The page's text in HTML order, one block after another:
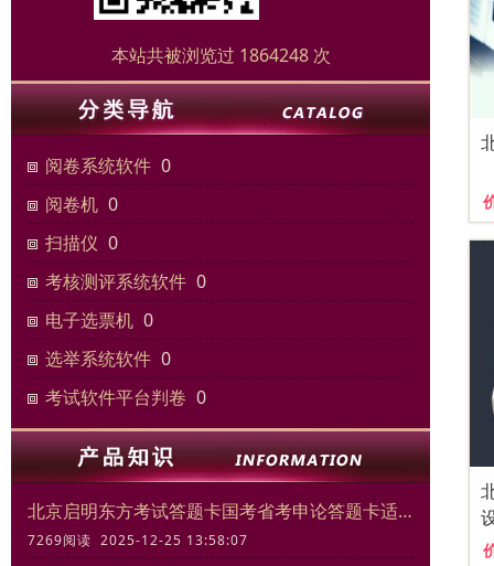
本站共被浏览过 1864248 次
阅卷系统软件 0
阅卷机 0
扫描仪 0
考核测评系统软件 0
电子选票机 0
选举系统软件 0
考试软件平台判卷 0
北京启明东方考试答题卡国考省考申论答题卡适合模拟考试练习
7269阅读 2025-12-25 13:58:07